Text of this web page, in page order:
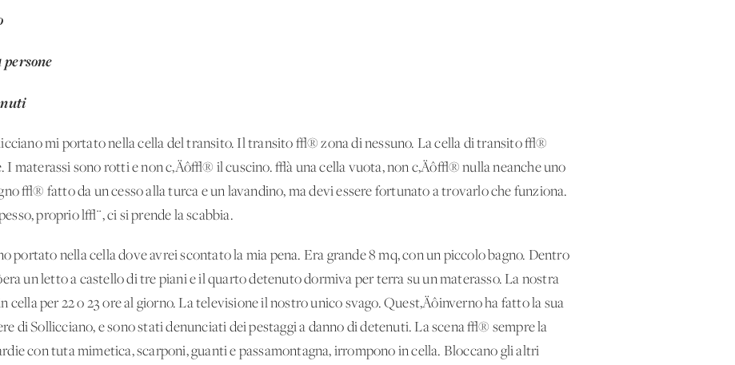
mi portato nella cella del transito. Il transito √® zona di nessuno. La cella di transito √®
I materassi sono rotti e non c‚Äô√® il cuscino. √à una cella vuota, non c‚Äô√® nulla neanche uno
√® fatto da un cesso alla turca e un lavandino, ma devi essere fortunato a trovarlo che funziona.
proprio l√¨, ci si prende la scabbia.
portato nella cella dove avrei scontato la mia pena. Era grande 8 mq, con un piccolo bagno. Dentro
un letto a castello di tre piani e il quarto detenuto dormiva per terra su un materasso. La nostra
cella per 22 o 23 ore al giorno. La televisione il nostro unico svago. Quest‚Äôinverno ha fatto la sua
di Sollicciano, e sono stati denunciati dei pestaggi a danno di detenuti. La scena √® sempre la
con tuta mimetica, scarponi, guanti e passamontagna, irrompono in cella. Bloccano gli altri